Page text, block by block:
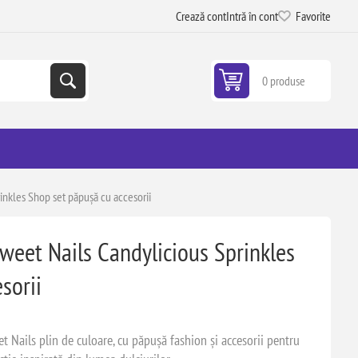
Crează contIntră în cont Favorite
0 produse
Shop set păpușă cu accesorii
Nails Candylicious Sprinkles
Nails plin de culoare, cu păpușă fashion și accesorii pentru